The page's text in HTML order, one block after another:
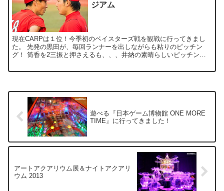
ジアム
現在CARPは１位！今季初のベイスターズ戦を観戦に行ってきまし
た。 先発の黒田が、毎回ランナーを出しながらも粘りのピッチン
グ！ 筒香を2三振と押さえるも、、、井納の素晴らしいピッチング
遊べる『日本ゲーム博物館 ONE MORE
TIME』に行ってきました！
アートアクアリウム展＆ナイトアクアリ
ウム 2013